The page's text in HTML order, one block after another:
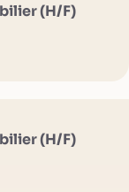
(H/F)
(H/F)